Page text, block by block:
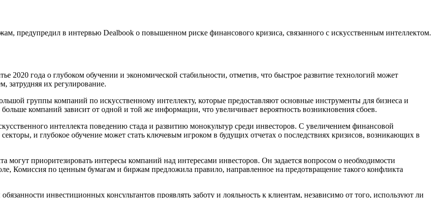
предупредил в интервью Dealbook о повышенном риске финансового кризиса, связанного с искусственным интеллектом.
2020 года о глубоком обучении и экономической стабильности, отметив, что быстрое развитие технологий может
затрудняя их регулирование.
группы компаний по искусственному интеллекту, которые предоставляют основные инструменты для бизнеса и
компаний зависит от одной и той же информации, что увеличивает вероятность возникновения сбоев.
интеллекта поведению стада и развитию монокультур среди инвесторов. С увеличением финансовой
и глубокое обучение может стать ключевым игроком в будущих отчетах о последствиях кризисов, возникающих в
могут приоритезировать интересы компаний над интересами инвесторов. Он задается вопросом о необходимости
Комиссия по ценным бумагам и биржам предложила правило, направленное на предотвращение такого конфликта
инвестиционных консультантов проявлять заботу и лояльность к клиентам, независимо от того, используют ли